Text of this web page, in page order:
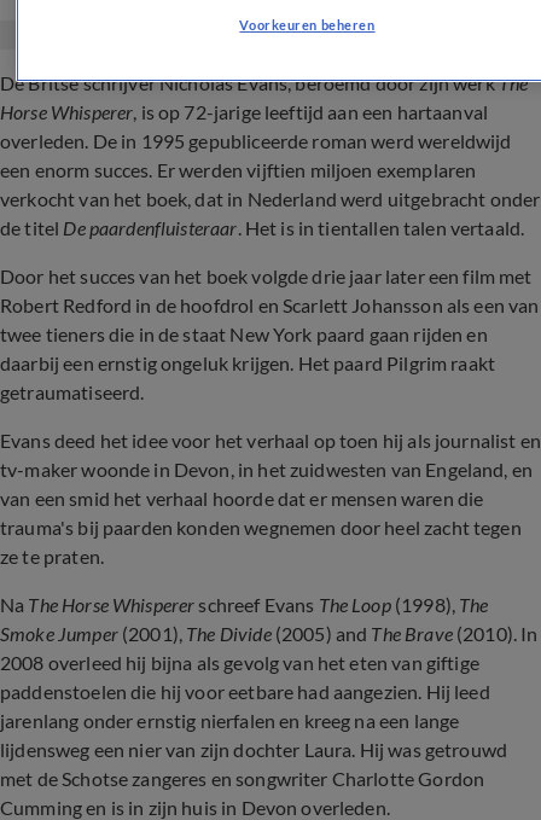
De Britse schrijver Nicholas Evans, beroemd door zijn werkThe
Horse Whisperer, is op 72-jarige leeftijd aan een hartaanval
overleden. De in 1995 gepubliceerde roman werd wereldwijd
een enorm succes. Er werden vijftien miljoen exemplaren
verkocht van het boek, dat in Nederland werd uitgebracht onder
de titel De paardenfluisteraar. Het is in tientallen talen vertaald.
Door het succes van het boek volgde drie jaar later een film met
Robert Redford in de hoofdrol en Scarlett Johansson als een van
twee tieners die in de staat New York paard gaan rijden en
daarbij een ernstig ongeluk krijgen. Het paard Pilgrim raakt
getraumatiseerd.
Evans deed het idee voor het verhaal op toen hij als journalist en
tv-maker woonde in Devon, in het zuidwesten van Engeland, en
van een smid het verhaal hoorde dat er mensen waren die
trauma's bij paarden konden wegnemen door heel zacht tegen
ze te praten.
Na The Horse Whisperer schreef Evans The Loop (1998), The
Smoke Jumper (2001), The Divide (2005) and The Brave (2010). In
2008 overleed hij bijna als gevolg van het eten van giftige
paddenstoelen die hij voor eetbare had aangezien. Hij leed
jarenlang onder ernstig nierfalen en kreeg na een lange
lijdensweg een nier van zijn dochter Laura. Hij was getrouwd
met de Schotse zangeres en songwriter Charlotte Gordon
Cumming en is in zijn huis in Devon overleden.
Voorkeuren beheren